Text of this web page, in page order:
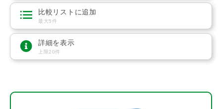
比較リストに追加
最大5件
詳細を表示
上限20件